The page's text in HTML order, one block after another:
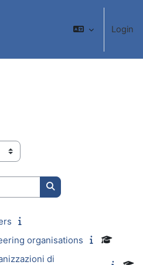
Login
Cerca corsi
organisations
di